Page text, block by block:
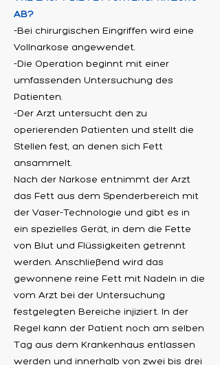
AB?
-Bei chirurgischen Eingriffen wird eine
Vollnarkose angewendet.
-Die Operation beginnt mit einer
umfassenden Untersuchung des
Patienten.
-Der Arzt untersucht den zu
operierenden Patienten und stellt die
Stellen fest, an denen sich Fett
ansammelt.
Nach der Narkose entnimmt der Arzt
das Fett aus dem Spenderbereich mit
der Vaser-Technologie und gibt es in
ein spezielles Gerät, in dem die Fette
von Blut und Flüssigkeiten getrennt
werden. Anschließend wird das
gewonnene reine Fett mit Nadeln in die
vom Arzt bei der Untersuchung
festgelegten Bereiche injiziert. In der
Regel kann der Patient noch am selben
Tag aus dem Krankenhaus entlassen
werden und innerhalb von zwei bis drei